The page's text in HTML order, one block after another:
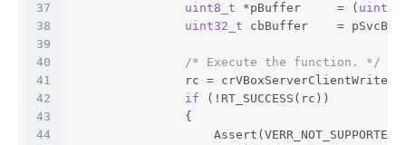
37
38
39
40
41
42
43
44
uint8_t *pBuffer     = (
uint32_t cbBuffer    =
/* Execute the function. */
rc =
if (!RT_SUCCESS(rc))
                {